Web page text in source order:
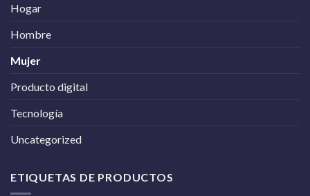
Hogar
Hombre
Mujer
Producto digital
Tecnología
Uncategorized
ETIQUETAS DE PRODUCTOS